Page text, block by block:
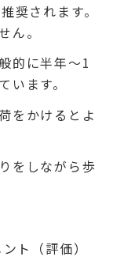
奨されます。
ん。
的に半年～1
ます。
をかけるとよ
をしながら歩
ト（評価）